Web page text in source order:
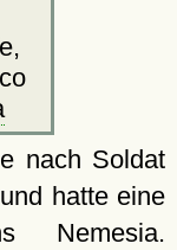
nach Soldat
hatte eine
Nemesia.